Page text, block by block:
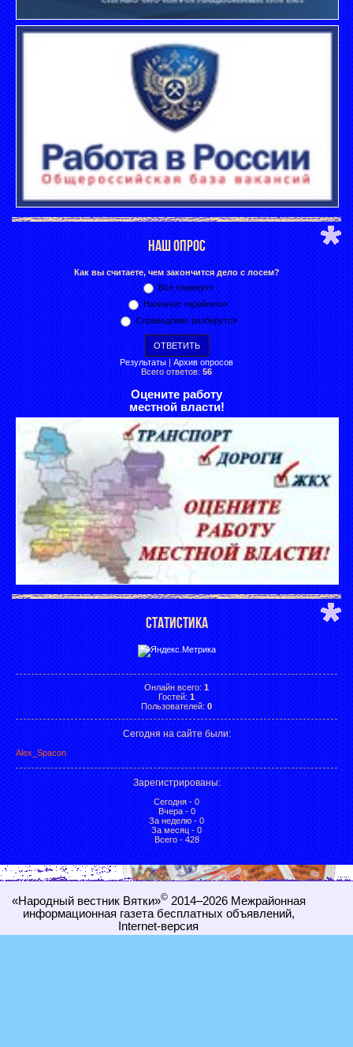
НАШ ОПРОС
Как вы считаете, чем закончится дело с лосем?
Всё «замнут»
Назначат «крайнего»
Справедливо разберутся
Результаты | Архив опросов
Всего ответов: 56
Оцените работу
местной власти!
СТАТИСТИКА
Онлайн всего: 1
Гостей: 1
Пользователей: 0
Сегодня на сайте были:
Alex_Spacon
Зарегистрированы:
Сегодня - 0
Вчера - 0
За неделю - 0
За месяц - 0
Всего - 428
«Народный вестник Вятки»©2014–2026 Межрайонная
информационная газета бесплатных объявлений,
Internet-версия